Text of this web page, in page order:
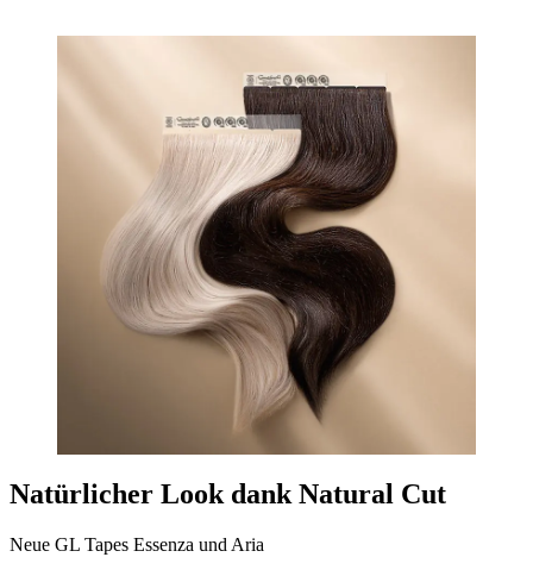
Natürlicher Look dank Natural Cut
Neue GL Tapes Essenza und Aria